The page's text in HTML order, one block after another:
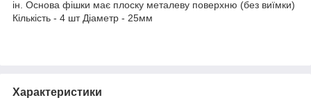
ін. Основа фішки має плоску металеву поверхню (без виїмки)
Кількість - 4 шт Діаметр - 25мм
Характеристики